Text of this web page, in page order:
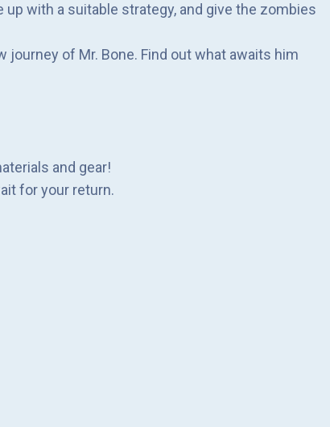
with a suitable strategy, and give the zombies
of Mr. Bone. Find out what awaits him
and gear!
for your return.